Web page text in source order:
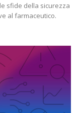
sfide della sicurezza
al farmaceutico.